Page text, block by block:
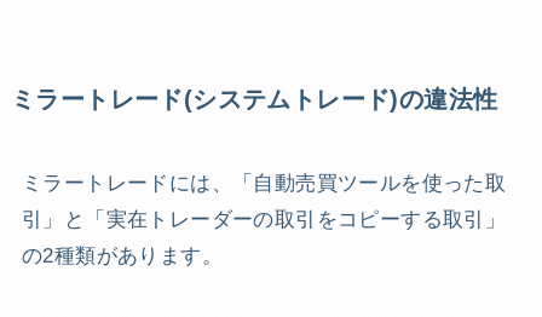
ミラートレード(システムトレード)の違法性
ミラートレードには、「自動売買ツールを使った取
引」と「実在トレーダーの取引をコピーする取引」
の2種類があります。